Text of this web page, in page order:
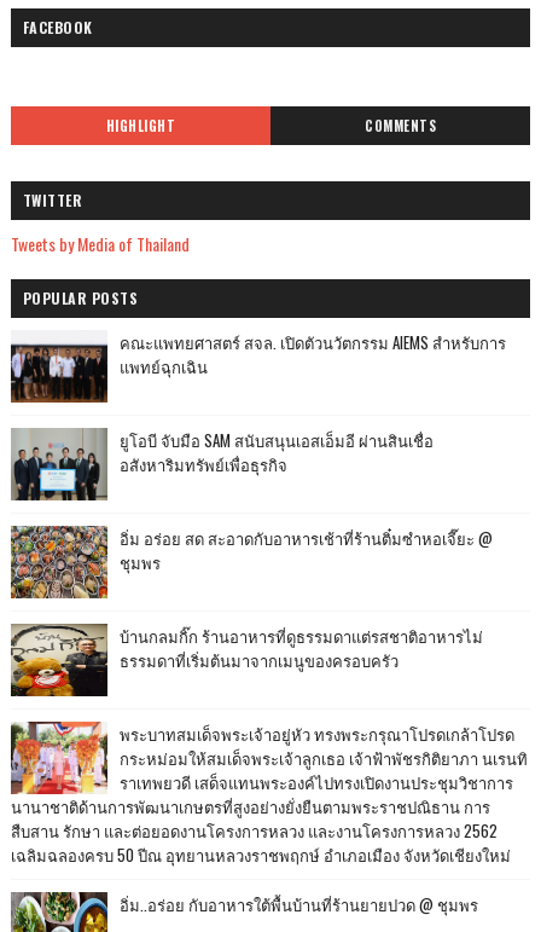
FACEBOOK
HIGHLIGHT COMMENTS
TWITTER
Tweets by Media of Thailand
POPULAR POSTS
คณะแพทยศาสตร์ สจล. เปิดตัวนวัตกรรม AIEMS สำหรับการ
แพทย์ฉุกเฉิน
ยูโอบี จับมือ SAM สนับสนุนเอสเอ็มอี ผ่านสินเชื่อ
อสังหาริมทรัพย์เพื่อธุรกิจ
อิ่ม อร่อย สด สะอาดกับอาหารเช้าที่ร้านติ๋มซำหอเจี๊ยะ @
ชุมพร
บ้านกลมกิ๊ก ร้านอาหารที่ดูธรรมดาแต่รสชาติอาหารไม่
ธรรมดาที่เริ่มต้นมาจากเมนูของครอบครัว
พระบาทสมเด็จพระเจ้าอยู่หัว ทรงพระกรุณาโปรดเกล้าโปรด
กระหม่อมให้สมเด็จพระเจ้าลูกเธอ เจ้าฟ้าพัชรกิติยาภา นเรนทิ
ราเทพยวดี เสด็จแทนพระองค์ไปทรงเปิดงานประชุมวิชาการ
นานาชาติด้านการพัฒนาเกษตรที่สูงอย่างยั่งยืนตามพระราชปณิธาน การ
สืบสาน รักษา และต่อยอดงานโครงการหลวง และงานโครงการหลวง 2562
เฉลิมฉลองครบ 50 ปีณ อุทยานหลวงราชพฤกษ์ อำเภอเมือง จังหวัดเชียงใหม่
อิ่ม..อร่อย กับอาหารใต้พื้นบ้านที่ร้านยายปวด @ ชุมพร